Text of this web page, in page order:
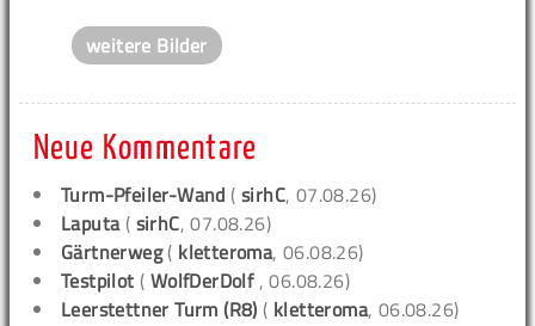
weitere Bilder
Neue Kommentare
Turm-Pfeiler-Wand (sirhC, 07.08.26)
Laputa( sirhC, 07.08.26)
Gärtnerweg( kletteroma, 06.08.26)
Testpilot ( WolfDerDolf , 06.08.26)
Leerstettner Turm (R8) ( kletteroma, 06.08.26)